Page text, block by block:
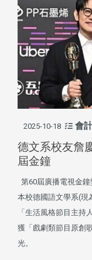
2025-10-18 會
德文系校友詹
屆金鐘
第60屆廣播電視金
本校德國語文學系(現
「生活風格節目主持
獲「戲劇類節目原創
光。